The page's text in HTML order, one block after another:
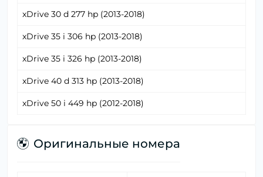
xDrive 30 d 277 hp (2013-2018)
xDrive 35 i 306 hp (2013-2018)
xDrive 35 i 326 hp (2013-2018)
xDrive 40 d 313 hp (2013-2018)
xDrive 50 i 449 hp (2012-2018)
Оригинальные номера